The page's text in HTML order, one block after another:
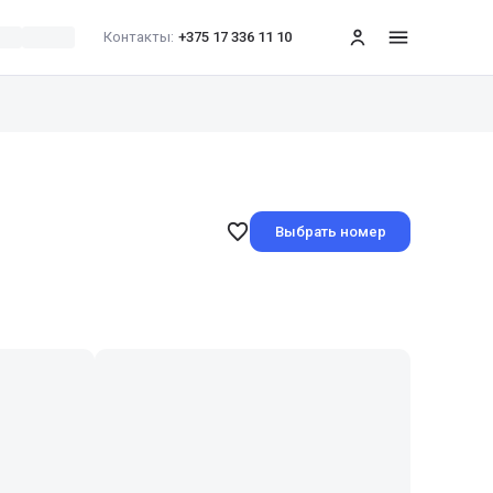
Контакты: +375 17 336 11 10 меню
Выбрать номер